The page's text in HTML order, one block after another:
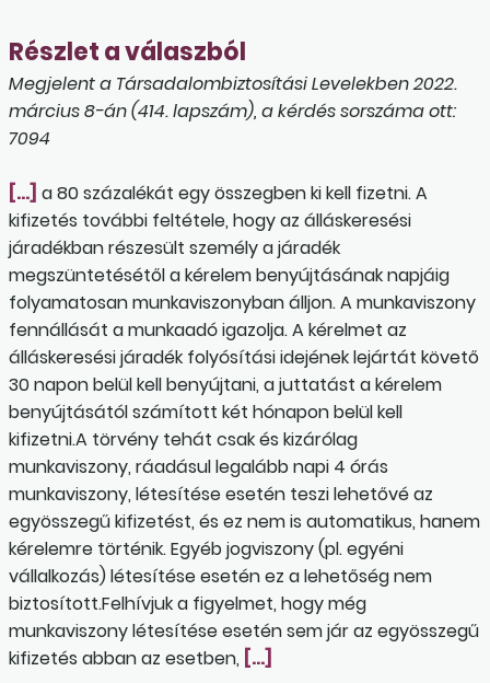
Részlet a válaszból
Megjelent a Társadalombiztosítási Levelekben 2022.
március 8-án (414. lapszám), a kérdés sorszáma ott:
7094
[…] a 80 százalékát egy összegben ki kell fizetni. A
kifizetés további feltétele, hogy az álláskeresési
járadékban részesült személy a járadék
megszüntetésétől a kérelem benyújtásának napjáig
folyamatosan munkaviszonyban álljon. A munkaviszony
fennállását a munkaadó igazolja. A kérelmet az
álláskeresési járadék folyósítási idejének lejártát követő
30 napon belül kell benyújtani, a juttatást a kérelem
benyújtásától számított két hónapon belül kell
kifizetni.A törvény tehát csak és kizárólag
munkaviszony, ráadásul legalább napi 4 órás
munkaviszony, létesítése esetén teszi lehetővé az
egyösszegű kifizetést, és ez nem is automatikus, hanem
kérelemre történik. Egyéb jogviszony (pl. egyéni
vállalkozás) létesítése esetén ez a lehetőség nem
biztosított.Felhívjuk a figyelmet, hogy még
munkaviszony létesítése esetén sem jár az egyösszegű
kifizetés abban az esetben, […]